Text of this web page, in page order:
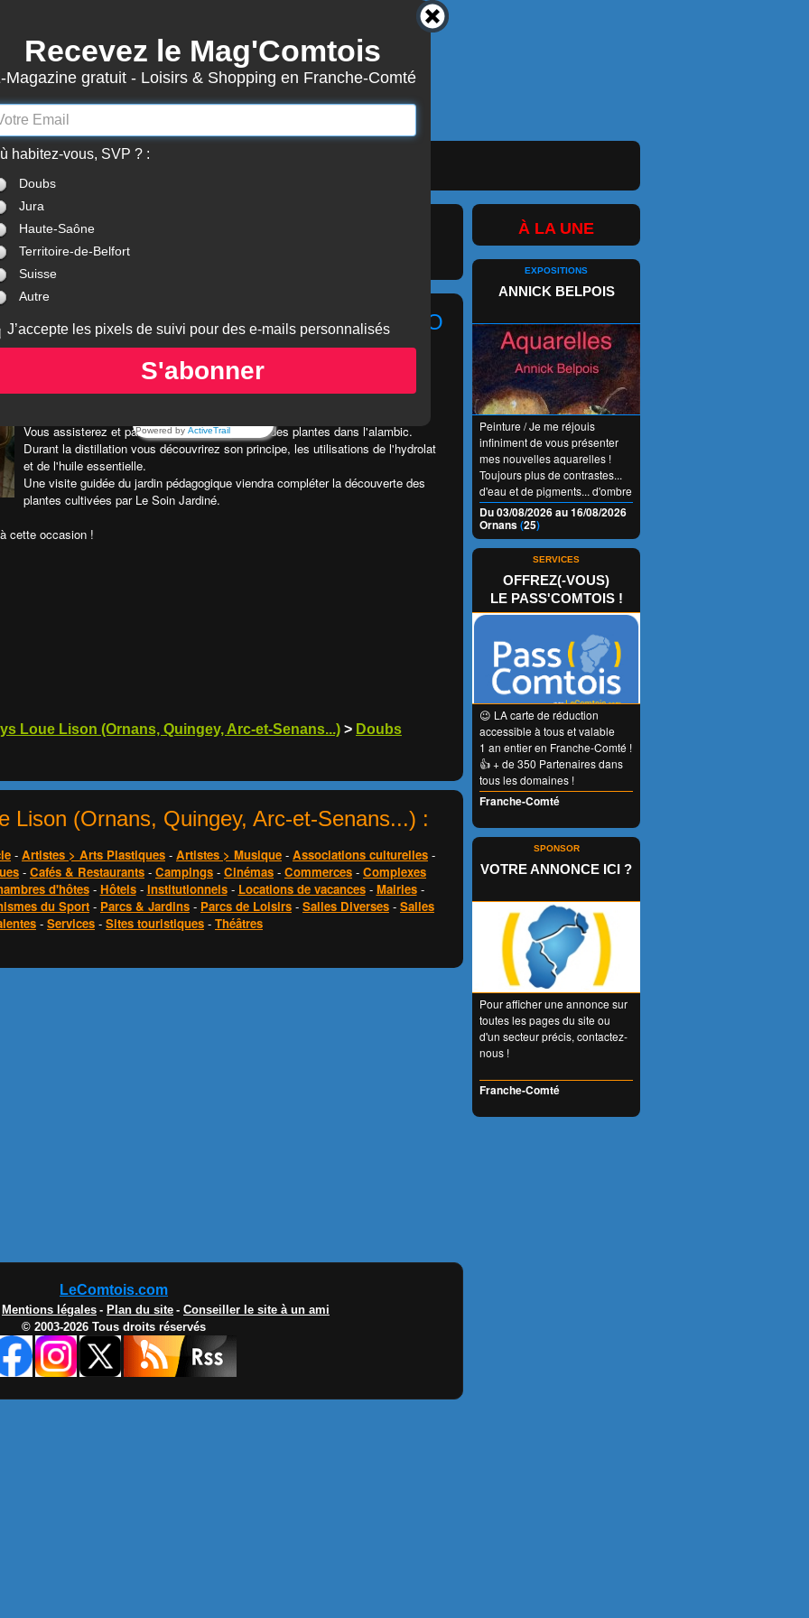
LeComtois.com - Culture & loisirs en
3872Actualités
7870 Structures
ACTUALITÉS
Cours / Stages
DISTILLATION D'HUILE ESSENTIELLE BIO
- Le Soin Jardiné, 13 rue du Stade
Du Jeudi 02/07/2026 au Jeudi 13/08/2026
Vous assisterez et participerez au chargement des plantes dans l'alambic.
Durant la distillation vous découvrirez son principe, les utilisations de l'hydrolat
et de l'huile essentielle.
Une visite guidée du jardin pédagogique viendra compléter la découverte des
plantes cultivées par Le Soin Jardiné.
cette occasion !
Loue Lison (Ornans, Quingey, Arc-et-Senans...) > Doubs
Lison (Ornans, Quingey, Arc-et-Senans...) :
- Artistes > Arts Plastiques - Artistes > Musique - Associations culturelles -
- Cafés & Restaurants - Campings - Cinémas - Commerces - Complexes
d'hôtes- Hôtels- Institutionnels- Locations de vacances- Mairies-
du Sport - Parcs & Jardins - Parcs de Loisirs - Salles Diverses - Salles
- Services - Sites touristiques - Théâtres
LeComtois.com
Mentions légales - Plan du site - Conseiller le site à un ami
© 2003-2026 Tous droits réservés
À LA UNE
EXPOSITIONS
ANNICK BELPOIS
Peinture / Je me réjouis
infiniment de vous présenter
mes nouvelles aquarelles !
Toujours plus de contrastes...
d'eau et de pigments... d'ombre
et de lumière... Et aussi de
nouveaux encadrements. Plus
le temps passe et plus je me
régale ! Je serai sous la
verrière de la Mairie tous les
jours de 9h30 à 19h.
Du 03/08/2026 au 16/08/2026
Ornans(25)
SERVICES
OFFREZ(-VOUS)
LE PASS'COMTOIS !
😉 LA carte de réduction
accessible à tous et valable
1 an entier en Franche-Comté !
👍 + de 350 Partenaires dans
tous les domaines !
Franche-Comté
SPONSOR
VOTRE ANNONCE ICI ?
Pour afficher une annonce sur
toutes les pages du site ou
d'un secteur précis, contactez-
nous !
Franche-Comté
Recevez le Mag'Comtois
Magazine gratuit - Loisirs & Shopping en Franche-Comté
habitez-vous, SVP ? :
Doubs
Jura
Haute-Saône
Territoire-de-Belfort
Suisse
Autre
J’accepte les pixels de suivi pour des e-mails personnalisés
S'abonner
Powered by ActiveTrail